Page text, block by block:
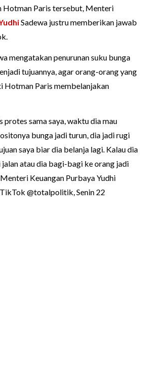
Hotman Paris tersebut, Menteri
Sadewa justru memberikan jawab
mengatakan penurunan suku bunga
tujuannya, agar orang-orang yang
Hotman Paris membelanjakan
protes sama saya, waktu dia mau
bunga jadi turun, dia jadi rugi
saya biar dia belanja lagi. Kalau dia
atau dia bagi-bagi ke orang jadi
Keuangan Purbaya Yudhi
@totalpolitik, Senin 22